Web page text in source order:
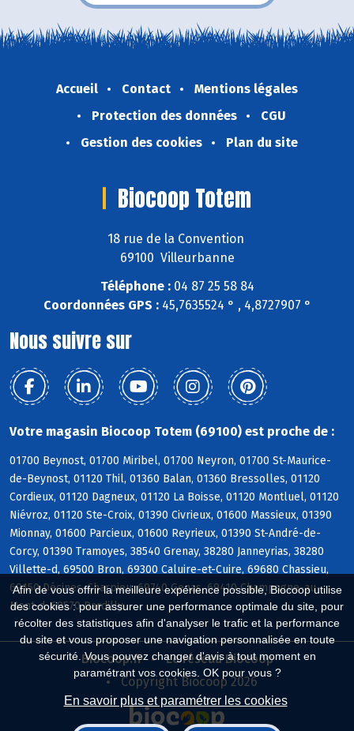
Afin de vous offrir la meilleure expérience possible, Biocoop utilise
des cookies : pour assurer une performance optimale du site, pour
récolter des statistiques afin d'analyser le trafic et la performance
du site et vous proposer une navigation personnalisée en toute
sécurité. Vous pouvez changer d'avis à tout moment en
paramétrant vos cookies. OK pour vous ?
En savoir plus et paramétrer les cookies
Accueil Contact
Mentions légales
Protection des données
CGU
Gestion des cookies
Plan du site
Biocoop Totem
18 rue de la Convention
69100 Villeurbanne
Téléphone :04 87 25 58 84
Coordonnées GPS :45,7635524 ° , 4,8727907 °
Nous suivre sur
Votre magasin Biocoop Totem (69100) est proche de :
01700 Beynost, 01700 Miribel, 01700 Neyron, 01700 St-Maurice-
de-Beynost, 01120 Thil, 01360 Balan, 01360 Bressolles, 01120
Cordieux, 01120 Dagneux, 01120 La Boisse, 01120 Montluel, 01120
Niévroz, 01120 Ste-Croix, 01390 Civrieux, 01600 Massieux, 01390
Mionnay, 01600 Parcieux, 01600 Reyrieux, 01390 St-André-de-
Corcy, 01390 Tramoyes, 38540 Grenay, 38280 Janneyrias, 38280
Villette-d, 69500 Bron, 69300 Caluire-et-Cuire, 69680 Chassieu,
69150 Décines-Charpieu, 69740 Genas, 69410 Champagne-au-
Mont-d, 69570 Dardilly
Biocoop.fr
Le réseau Biocoop
Copyright Biocoop 2026